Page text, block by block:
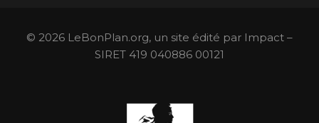
© 2026 LeBonPlan.org, un site édité par Impact –
SIRET 419 040886 00121